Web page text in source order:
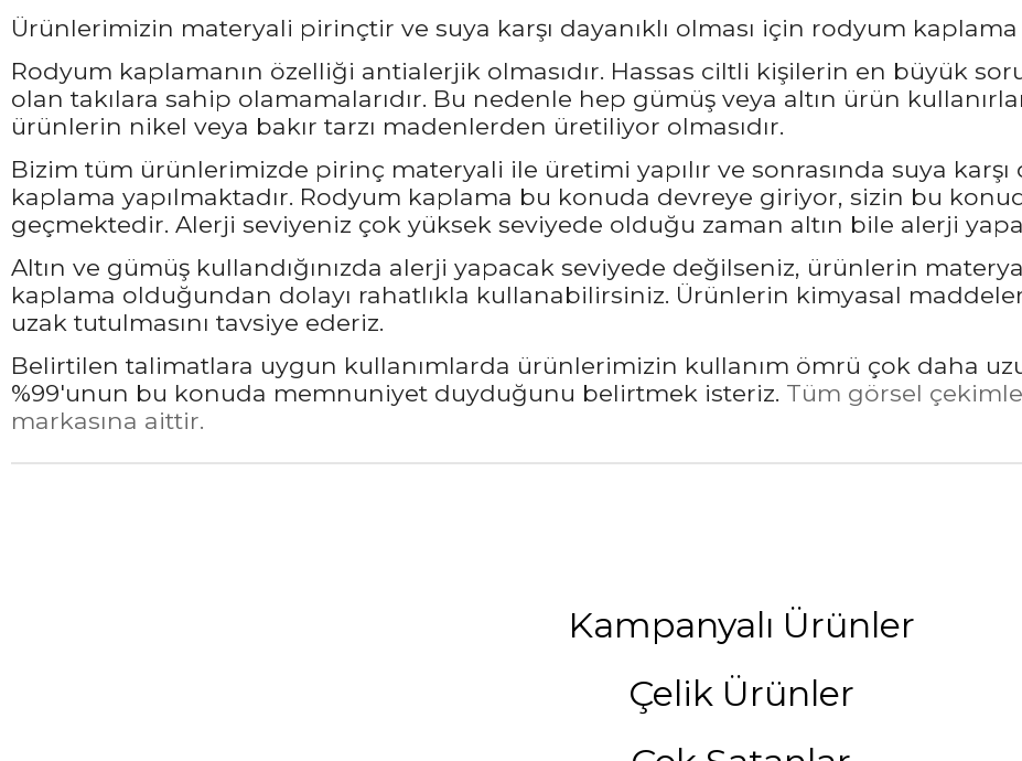
Ürünlerimizin materyali pirinçtir ve suya karşı dayanıklı olması için rodyum kaplama
Rodyum kaplamanın özelliği antialerjik olmasıdır. Hassas ciltli kişilerin en büyük
olan takılara sahip olamamalarıdır. Bu nedenle hep gümüş veya altın ürün
ürünlerin nikel veya bakır tarzı madenlerden üretiliyor olmasıdır.
Bizim tüm ürünlerimizde pirinç materyali ile üretimi yapılır ve sonrasında suya karşı
kaplama yapılmaktadır. Rodyum kaplama bu konuda devreye giriyor, sizin bu
geçmektedir. Alerji seviyeniz çok yüksek seviyede olduğu zaman altın bile alerji
Altın ve gümüş kullandığınızda alerji yapacak seviyede değilseniz, ürünlerin
kaplama olduğundan dolayı rahatlıkla kullanabilirsiniz. Ürünlerin kimyasal
uzak tutulmasını tavsiye ederiz.
Belirtilen talimatlara uygun kullanımlarda ürünlerimizin kullanım ömrü çok daha
%99'unun bu konuda memnuniyet duyduğunu belirtmek isteriz. Tüm görsel
markasına aittir.
Kampanyalı Ürünler
Çelik Ürünler